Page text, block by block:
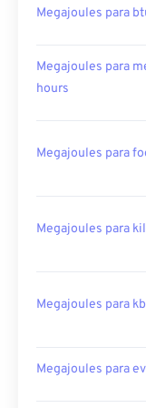
Megajoules para
Megajoules para
hours
Megajoules para
Megajoules para
Megajoules para
Megajoules para ev